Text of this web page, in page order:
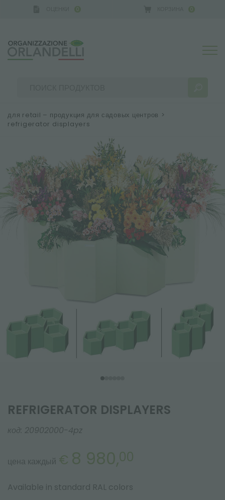
0 0
Сортировать по:
БОЛЬШЕ РЕЗУЛЬТАТОВ ДЛЯ ВАС:
для retail – продукция для садовых центров >
refrigerator displayers
REFRIGERATOR DISPLAYERS
код: 20902000-4pz
цена каждый € 8 980,00
Available in standard RAL colors